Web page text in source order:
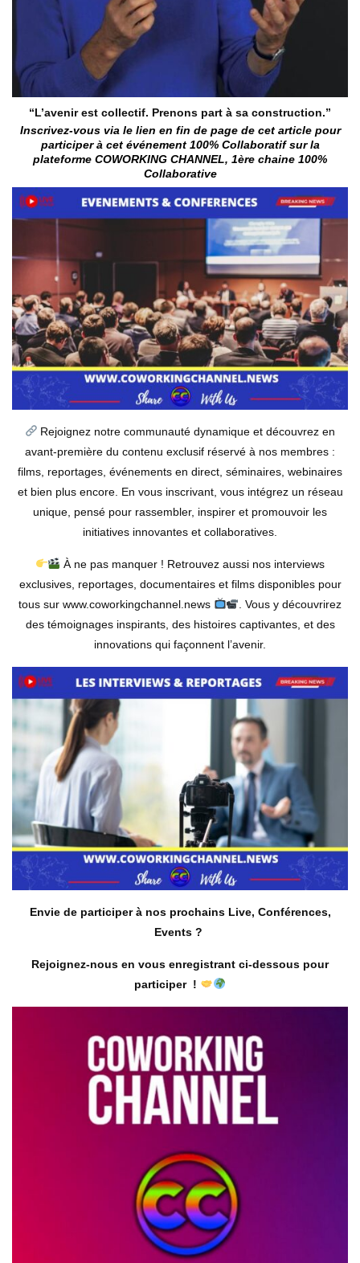
“L’avenir est collectif. Prenons part à sa construction.”
Inscrivez-vous via le lien en fin de page de cet article pour
participer à cet événement 100% Collaboratif sur la
plateforme COWORKING CHANNEL, 1ère chaine 100%
Collaborative
Rejoignez notre communauté dynamique et découvrez en
avant-première du contenu exclusif réservé à nos membres :
films, reportages, événements en direct, séminaires, webinaires
et bien plus encore. En vous inscrivant, vous intégrez un réseau
unique, pensé pour rassembler, inspirer et promouvoir les
initiatives innovantes et collaboratives.
À ne pas manquer ! Retrouvez aussi nos interviews
exclusives, reportages, documentaires et films disponibles pour
tous sur www.coworkingchannel.news
. Vous y découvrirez
des témoignages inspirants, des histoires captivantes, et des
innovations qui façonnent l’avenir.
Envie de participer à nos prochains Live, Conférences,
Events ?
Rejoignez-nous en vous enregistrant ci-dessous pour
participer !